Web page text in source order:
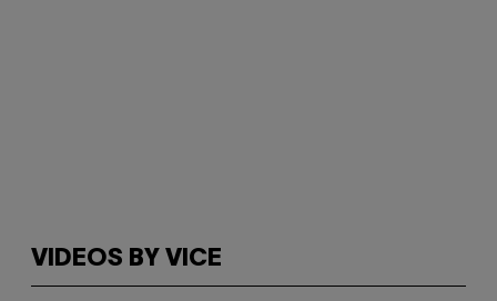
VIDEOS BY VICE